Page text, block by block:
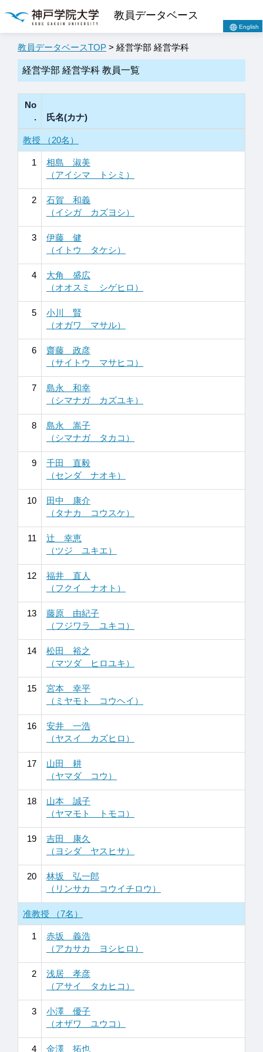
教員データベース
English
教員データベースTOP > 経営学部 経営学科
経営学部 経営学科 教員一覧
No
.
氏名(カナ)
教授 （20名）
1
相島 淑美
（アイシマ トシミ）
2
石賀 和義
（イシガ カズヨシ）
3
伊藤 健
（イトウ タケシ）
4
大角 盛広
（オオスミ シゲヒロ）
5
小川 賢
（オガワ マサル）
6
齋藤 政彦
（サイトウ マサヒコ）
7
島永 和幸
（シマナガ カズユキ）
8
島永 嵩子
（シマナガ タカコ）
9
千田 直毅
（センダ ナオキ）
10
田中 康介
（タナカ コウスケ）
11
辻 幸恵
（ツジ ユキエ）
12
福井 直人
（フクイ ナオト）
13
藤原 由紀子
（フジワラ ユキコ）
14
松田 裕之
（マツダ ヒロユキ）
15
宮本 幸平
（ミヤモト コウヘイ）
16
安井 一浩
（ヤスイ カズヒロ）
17
山田 耕
（ヤマダ コウ）
18
山本 誠子
（ヤマモト トモコ）
19
吉田 康久
（ヨシダ ヤスヒサ）
20
林坂 弘一郎
（リンサカ コウイチロウ）
准教授 （7名）
1
赤坂 義浩
（アカサカ ヨシヒロ）
2
浅居 孝彦
（アサイ タカヒコ）
3
小澤 優子
（オザワ ユウコ）
4 金澤 拓也